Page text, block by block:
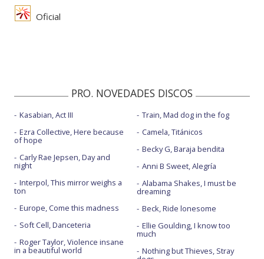
Oficial
PRO. NOVEDADES DISCOS
Kasabian, Act III
Ezra Collective, Here because
of hope
Carly Rae Jepsen, Day and
night
Interpol, This mirror weighs a
ton
Europe, Come this madness
Soft Cell, Danceteria
Roger Taylor, Violence insane
in a beautiful world
Train, Mad dog in the fog
Camela, Titánicos
Becky G, Baraja bendita
Anni B Sweet, Alegría
Alabama Shakes, I must be
dreaming
Beck, Ride lonesome
Ellie Goulding, I know too
much
Nothing but Thieves, Stray